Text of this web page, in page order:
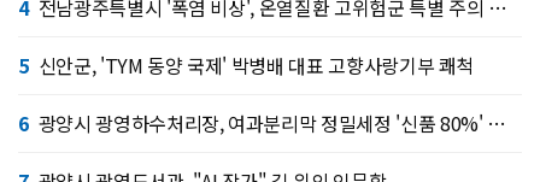
4 전남광주특별시 '폭염 비상', 온열질환 고위험군 특별 주의 당부
5 신안군, 'TYM 동양 국제' 박병배 대표 고향사랑기부 쾌척
6 광양시 광영하수처리장, 여과분리막 정밀세정 '신품 80%' 회복